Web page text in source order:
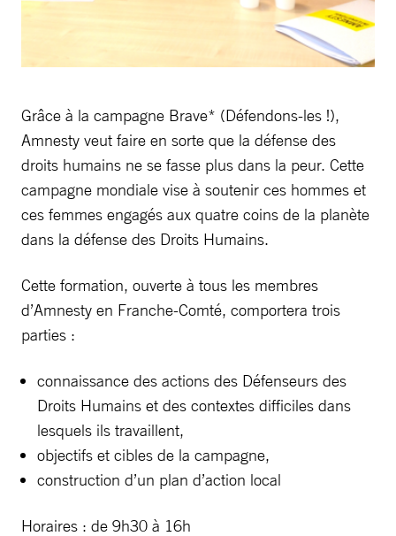
Grâce à la campagne Brave* (Défendons-les !),
Amnesty veut faire en sorte que la défense des
droits humains ne se fasse plus dans la peur. Cette
campagne mondiale vise à soutenir ces hommes et
ces femmes engagés aux quatre coins de la planète
dans la défense des Droits Humains.
Cette formation, ouverte à tous les membres
d’Amnesty en Franche-Comté, comportera trois
parties :
connaissance des actions des Défenseurs des
Droits Humains et des contextes difficiles dans
lesquels ils travaillent,
objectifs et cibles de la campagne,
construction d’un plan d’action local
Horaires : de 9h30 à 16h